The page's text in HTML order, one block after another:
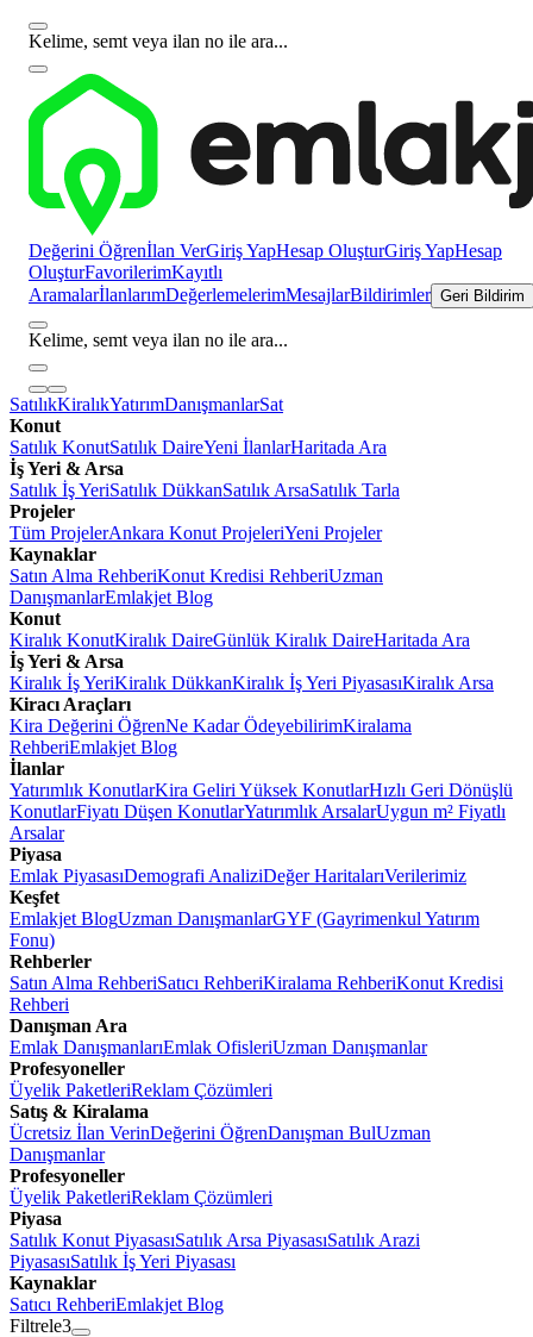
Kelime, semt veya ilan no ile ara...
Değerini Öğrenİlan VerGiriş YapHesap OluşturGiriş YapHesap
OluşturFavorilerimKayıtlı
AramalarİlanlarımDeğerlemelerimMesajlarBildirimler Geri Bildirim
Kelime, semt veya ilan no ile ara...
SatılıkKiralıkYatırımDanışmanlarSat
Konut
Satılık KonutSatılık DaireYeni İlanlarHaritada Ara
İş Yeri & Arsa
Satılık İş YeriSatılık DükkanSatılık ArsaSatılık Tarla
Projeler
Tüm ProjelerAnkara Konut ProjeleriYeni Projeler
Kaynaklar
Satın Alma RehberiKonut Kredisi RehberiUzman
DanışmanlarEmlakjet Blog
Konut
Kiralık KonutKiralık DaireGünlük Kiralık DaireHaritada Ara
İş Yeri & Arsa
Kiralık İş YeriKiralık DükkanKiralık İş Yeri PiyasasıKiralık Arsa
Kiracı Araçları
Kira Değerini ÖğrenNe Kadar ÖdeyebilirimKiralama
RehberiEmlakjet Blog
İlanlar
Yatırımlık KonutlarKira Geliri Yüksek KonutlarHızlı Geri Dönüşlü
KonutlarFiyatı Düşen KonutlarYatırımlık ArsalarUygun m² Fiyatlı
Arsalar
Piyasa
Emlak PiyasasıDemografi AnaliziDeğer HaritalarıVerilerimiz
Keşfet
Emlakjet BlogUzman DanışmanlarGYF (Gayrimenkul Yatırım
Fonu)
Rehberler
Satın Alma RehberiSatıcı RehberiKiralama RehberiKonut Kredisi
Rehberi
Danışman Ara
Emlak DanışmanlarıEmlak OfisleriUzman Danışmanlar
Profesyoneller
Üyelik PaketleriReklam Çözümleri
Satış & Kiralama
Ücretsiz İlan VerinDeğerini ÖğrenDanışman BulUzman
Danışmanlar
Profesyoneller
Üyelik PaketleriReklam Çözümleri
Piyasa
Satılık Konut PiyasasıSatılık Arsa PiyasasıSatılık Arazi
PiyasasıSatılık İş Yeri Piyasası
Kaynaklar
Satıcı RehberiEmlakjet Blog
Filtrele3